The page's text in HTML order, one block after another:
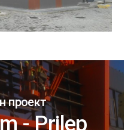
проект
- Prilep